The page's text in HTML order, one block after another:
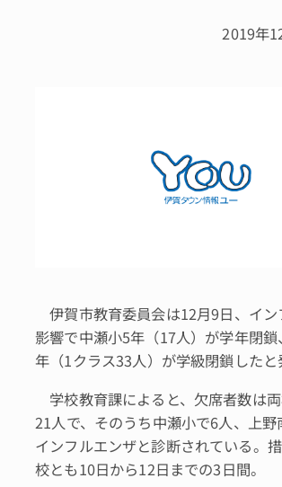
2019年
伊賀市教育委員会は12月9日、イン
影響で中瀬小5年（17人）が学年閉
年（1クラス33人）が学級閉鎖したと
学校教育課によると、欠席者数は
21人で、そのうち中瀬小で6人、上
インフルエンザと診断されている。
校とも10日から12日までの3日間。